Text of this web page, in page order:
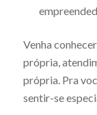
Venha
própria,
própria. Pra
sentir-se